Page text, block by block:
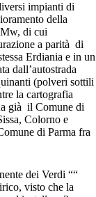
impianti di
della
di cui
a parità di
Erdiania e in un
dall’autostrada
(polveri sottili
la cartografia
già il Comune di
Colorno e
di Parma fra
dei Verdi ““
visto che la